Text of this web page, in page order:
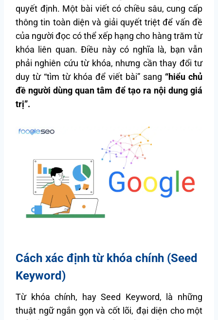
quyết định. Một bài viết có chiều sâu, cung cấp
thông tin toàn diện và giải quyết triệt để vấn đề
của người đọc có thể xếp hạng cho hàng trăm từ
khóa liên quan. Điều này có nghĩa là, bạn vẫn
phải nghiên cứu từ khóa, nhưng cần thay đổi tư
duy từ “tìm từ khóa để viết bài” sang “hiểu chủ
đề người dùng quan tâm để tạo ra nội dung giá
trị”.
Cách xác định từ khóa chính (Seed
Keyword)
Từ khóa chính, hay Seed Keyword, là những
thuật ngữ ngắn gọn và cốt lõi, đại diện cho một